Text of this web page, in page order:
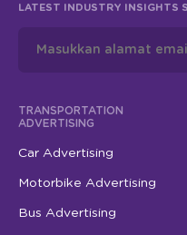
LATEST INDUSTRY INSIGHTS
TRANSPORTATION
ADVERTISING
Car Advertising
Motorbike Advertising
Bus Advertising